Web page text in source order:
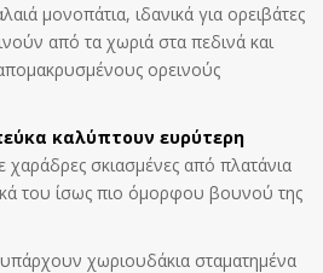
μονοπάτια, ιδανικά για ορειβάτες
από τα χωριά στα πεδινά και
ορεινούς
καλύπτουν ευρύτερη
χαράδρες σκιασμένες από πλατάνια
του ίσως πιο όμορφου βουνού της
υπάρχουν χωριουδάκια σταματημένα